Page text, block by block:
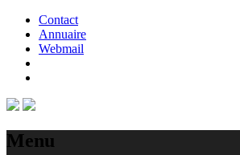
Contact
Annuaire
Webmail
Menu